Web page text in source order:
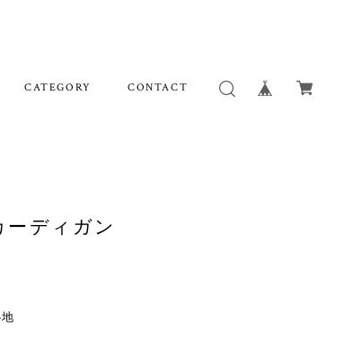
CATEGORY CONTACT
ーディガン